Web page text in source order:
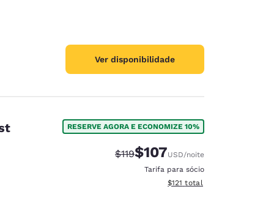
Ver disponibilidade
RESERVE AGORA E ECONOMIZE 10%
Tarifa anterior “tachada”:
$119Tarifa com desconto:
$107USD/noite
Tarifa para sócio
Exibir detalhes do total
$121 total